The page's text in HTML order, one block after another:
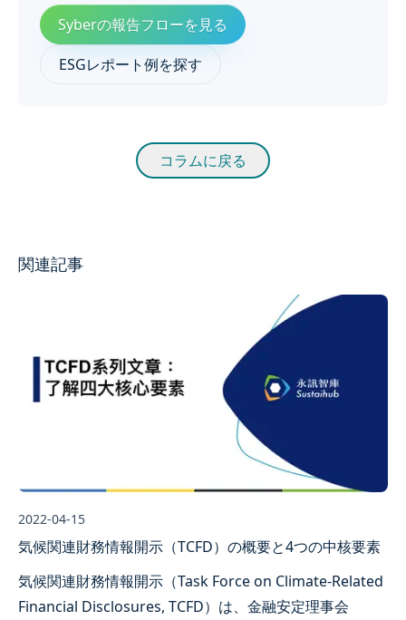
Syberの報告フローを見る
ESGレポート例を探す
コラムに戻る
関連記事
2022-04-15
気候関連財務情報開示（TCFD）の概要と4つの中核要素
気候関連財務情報開示（Task Force on Climate-Related
Financial Disclosures, TCFD）は、金融安定理事会